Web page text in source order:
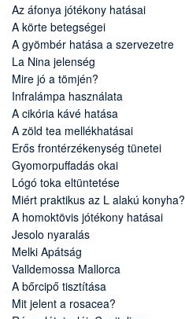
Az áfonya jótékony hatásai
A körte betegségei
A gyömbér hatása a szervezetre
La Nina jelenség
Mire jó a tömjén?
Infralámpa használata
A cikória kávé hatása
A zöld tea mellékhatásai
Erős frontérzékenység tünetei
Gyomorpuffadás okai
Lógó toka eltüntetése
Miért praktikus az L alakú konyha?
A homoktövis jótékony hatásai
Jesolo nyaralás
Melki Apátság
Valldemossa Mallorca
A bőrcipő tisztítása
Mit jelent a rosacea?